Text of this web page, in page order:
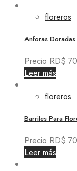
floreros
Anforas Doradas
Precio RD$
Leer más
floreros
Barriles Para
Precio RD$
Leer más